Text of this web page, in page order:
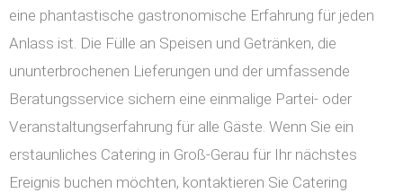
eine phantastische gastronomische Erfahrung für jeden
Anlass ist. Die Fülle an Speisen und Getränken, die
ununterbrochenen Lieferungen und der umfassende
Beratungsservice sichern eine einmalige Partei- oder
Veranstaltungserfahrung für alle Gäste. Wenn Sie ein
erstaunliches Catering in Groß-Gerau für Ihr nächstes
Ereignis buchen möchten, kontaktieren Sie Catering